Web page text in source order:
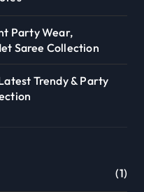
Party Wear,
Saree Collection
Trendy & Party
(1)